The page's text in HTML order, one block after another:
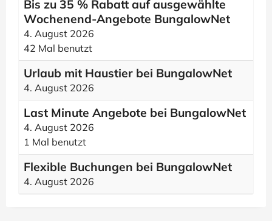
Bis zu 35 % Rabatt auf ausgewählte
Wochenend-Angebote BungalowNet
4. August 2026
42 Mal benutzt
Urlaub mit Haustier bei BungalowNet
4. August 2026
Last Minute Angebote bei BungalowNet
4. August 2026
1 Mal benutzt
Flexible Buchungen bei BungalowNet
4. August 2026